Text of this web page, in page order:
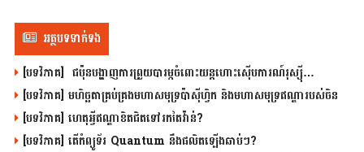
អត្ថបទទាក់ទង
[បទវិភាគ] ជប៉ុនបង្ហាញការព្រួយបារម្ភចំពោះយន្តហោះស៊ើបការណ៍រុស្ស៊ី…
[បទវិភាគ] មហិច្ឆតាគ្រប់គ្រងមហាសមុទ្រប៉ាស៊ីហ្វិក និងមហាសមុទ្រឥណ្ឌារបស់ចិន
[បទវិភាគ] ហេតុអ្វីឥណ្ឌាខិតជិតទៅរកតៃវ៉ាន់?
[បទវិភាគ] តើកំព្យូទ័រ Quantum នឹងផលិតឡើងឆាប់ៗ?